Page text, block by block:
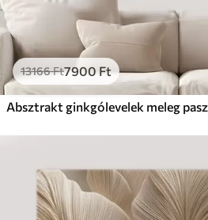
13166Ft7900Ft